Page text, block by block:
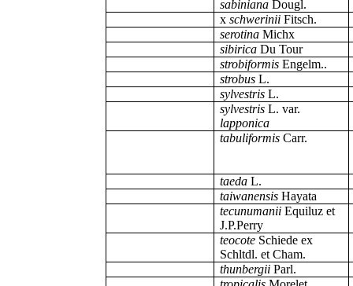
sabinianaDougl.
x schwerinii Fitsch.
serotinaMichx
sibiricaDu Tour
strobiformis Engelm..
strobusL.
sylvestrisL.
sylvestrisL. var.
lapponica
tabuliformisCarr.
taeda L.
taiwanensisHayata
tecunumanii Equiluz et
J.P.Perry
teocoteSchiede ex
Schltdl. et Cham.
thunbergii Parl.